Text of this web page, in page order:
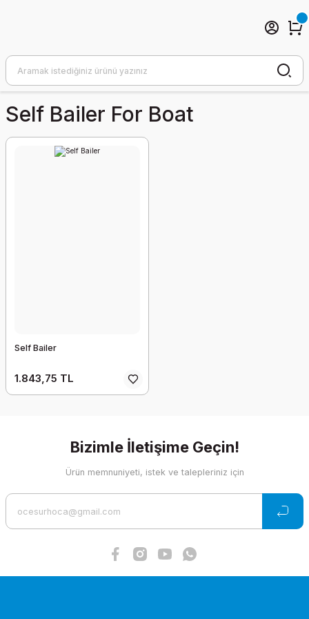
Self Bailer For Boat
Self Bailer
1.843,75 TL
Bizimle İletişime Geçin!
Ürün memnuniyeti, istek ve talepleriniz için